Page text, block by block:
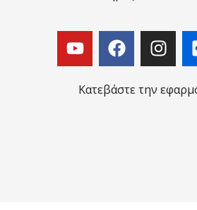
Κατεβάστε την